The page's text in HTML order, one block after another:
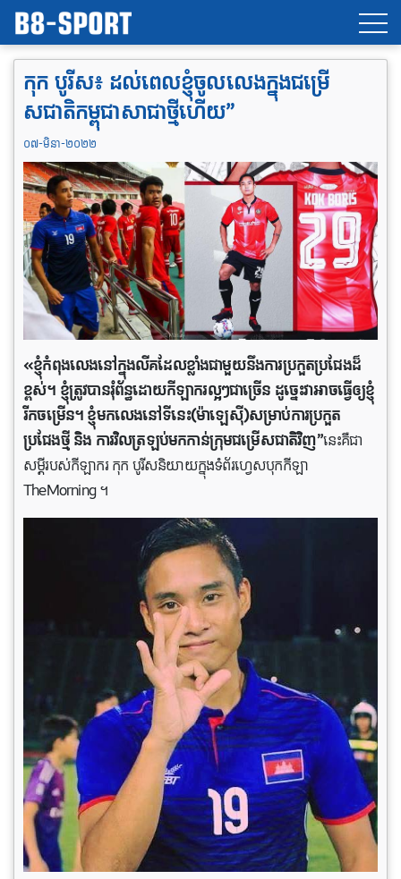
កុក បូរីស៖ ដល់​ពេល​ខ្ញុំចូលលេង​ក្នុងជម្រើ
សជាតិកម្ពុជាសាជាថ្មីហើយ”
០៧-មិនា-២០២២
«ខ្ញុំកំពុងលេងនៅក្នុងលីគដែលខ្លាំងជាមួយនឹងការប្រកួតប្រជែងដ៏
ខ្ពស់។ ខ្ញុំត្រូវបានរុំព័ន្ធដោយកីឡាករល្អៗជាច្រើន ដូច្នេះវាអាចធ្វើឲ្យខ្ញុំ
រីកចម្រើន។ ខ្ញុំមកលេងនៅ​ទី​នេះ(ម៉ាឡេស៊ី)សម្រាប់ការប្រកួត
ប្រជែងថ្មី និង ការវិលត្រឡប់មកកាន់ក្រុមជម្រើសជាតិវិញ”នេះ​គឺ​ជា​
សម្ដីរបស់កីឡាករ កុក បូរីស​និយាយ​ក្នុងទំព័រហ្វេសបុកកីឡា
TheMorning ។